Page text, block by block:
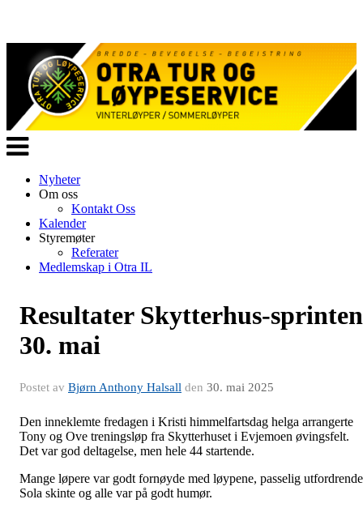
Veksle
navigasjon
Nyheter
Om oss
Kontakt Oss
Kalender
Styremøter
Referater
Medlemskap i Otra IL
Resultater Skytterhus-sprinten
30. mai
Postet av Bjørn Anthony Halsall den 30. mai 2025
Den inneklemte fredagen i Kristi himmelfartsdag helga arrangerte
Tony og Ove treningsløp fra Skytterhuset i Evjemoen øvingsfelt.
Det var god deltagelse, men hele 44 startende.
Mange løpere var godt fornøyde med løypene, passelig
Sola skinte og alle var på godt humør.